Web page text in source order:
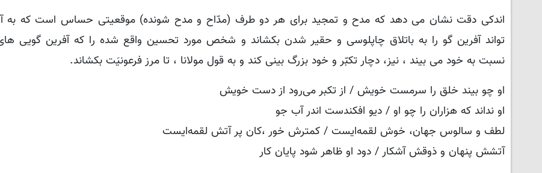
اندکی دقت نشان می دهد که مدح و تمجید برای هر دو طرف (مدّاح و مدح شونده) موقعیتی حساس است که به
تواند آفرین گو را به باتلاق چاپلوسی و حقیر شدن بکشاند و شخص مورد تحسین واقع شده را که آفرین گویی
نسبت به خود می بیند ، نیز، دچار تکبّر و خود بزرگ بینی کند و به قول مولانا ، تا مرز فرعونیَت بکشاند.
او چو بیند خلق را سرمست خویش / از تکبر می‌رود از دست خویش
او نداند که هزاران را چو او / دیو افکندست اندر آب جو
لطف و سالوس جهان، خوش لقمه‌ایست / کمترش خور ،کان پر آتش لقمه‌ایست
آتشش پنهان و ذوقش آشکار / دود او ظاهر شود پایان کار